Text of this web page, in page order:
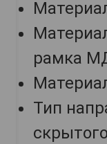
рамка
Тип